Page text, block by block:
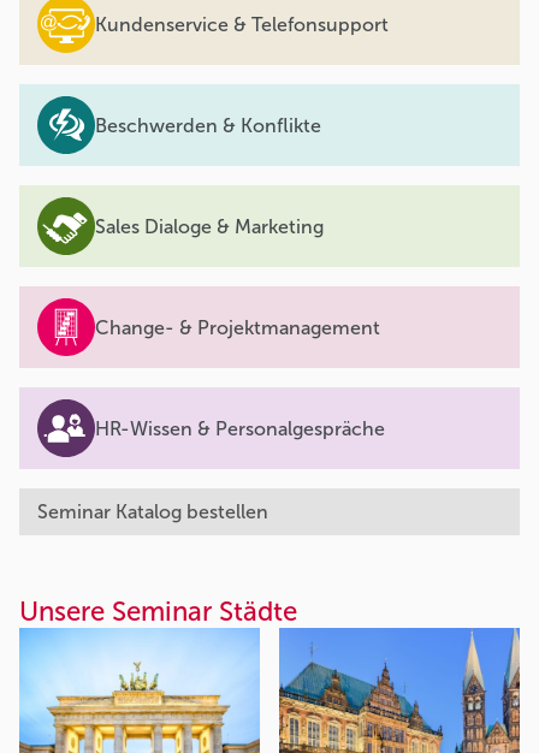
Kundenservice & Telefonsupport
Beschwerden & Konflikte
Sales Dialoge & Marketing
Change- & Projektmanagement
HR-Wissen & Personalgespräche
Seminar Katalog bestellen
Unsere Seminar Städte